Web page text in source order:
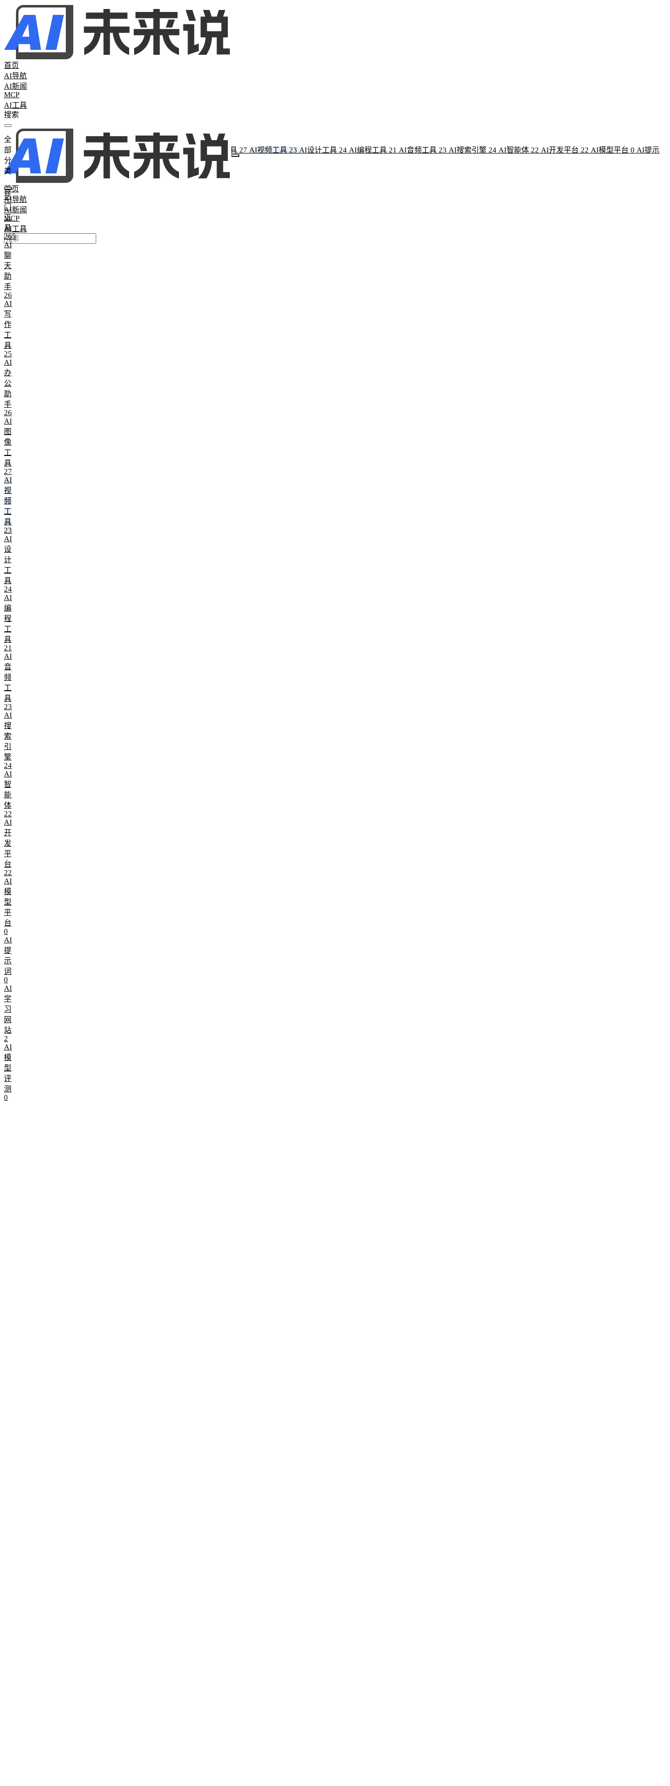
首页
AI导航
AI新闻
MCP
AI工具
首页
AI导航
AI新闻
MCP
AI工具
全
部
分
类
热
门
工
具
265
AI
聊
天
助
手
26
AI
写
作
工
具
25
AI
办
公
助
手
26
AI
图
像
工
具
27
AI
视
频
工
具
23
AI
设
计
工
具
24
AI
编
程
工
具
21
AI
音
频
工
具
23
AI
搜
索
引
擎
24
AI
智
能
体
22
AI
开
发
平
台
22
AI
模
型
平
台
0
AI
提
示
词
0
AI
学
习
网
站
2
AI
模
型
评
测
0
全部分类
热门工具
265 AI聊天助手 26 AI写作工具 25 AI办公助手 26 AI图像工具 27 AI视频工具 23 AI设计工具 24 AI编程工具 21 AI音频工具 23 AI搜索引擎 24 AI智能体 22 AI开发平台 22 AI模型平台 0 AI提示
词
AI学习网站 2 AI模型评测